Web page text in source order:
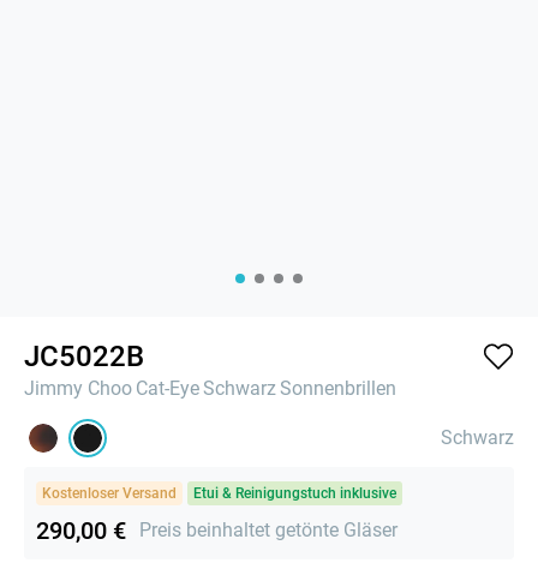
JC5022B
Jimmy Choo Cat-Eye Schwarz Sonnenbrillen
Schwarz
Kostenloser Versand Etui & Reinigungstuch inklusive
290,00 € Preis beinhaltet getönte Gläser